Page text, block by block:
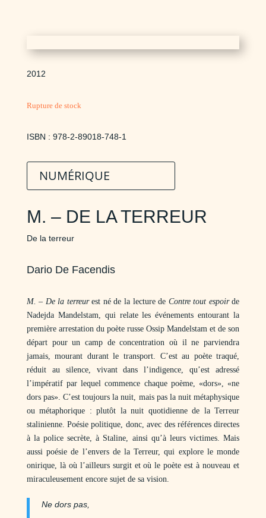
2012
Rupture de stock
ISBN : 978-2-89018-748-1
NUMÉRIQUE
M. – DE LA TERREUR
De la terreur
Dario De Facendis
M. – De la terreurest né de la lecture de Contre tout espoirde
Nadejda Mandelstam, qui relate les événements entourant la
première arrestation du poète russe Ossip Mandelstam et de son
départ pour un camp de concentration où il ne parviendra
jamais, mourant durant le transport. C’est au poète traqué,
réduit au silence, vivant dans l’indigence, qu’est adressé
l’impératif par lequel commence chaque poème, «dors», «ne
dors pas». C’est toujours la nuit, mais pas la nuit métaphysique
ou métaphorique : plutôt la nuit quotidienne de la Terreur
stalinienne. Poésie politique, donc, avec des références directes
à la police secrète, à Staline, ainsi qu’à leurs victimes. Mais
aussi poésie de l’envers de la Terreur, qui explore le monde
onirique, là où l’ailleurs surgit et où le poète est à nouveau et
miraculeusement encore sujet de sa vision.
Ne dors pas,